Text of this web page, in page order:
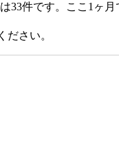
件です。ここ1ヶ月
さい。